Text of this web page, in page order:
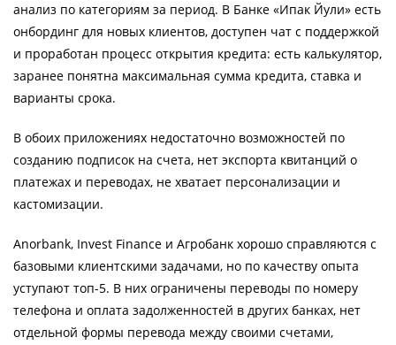
анализ по категориям за период. В Банке «Ипак Йули» есть
онбординг для новых клиентов, доступен чат с поддержкой
и проработан процесс открытия кредита: есть калькулятор,
заранее понятна максимальная сумма кредита, ставка и
варианты срока.
В обоих приложениях недостаточно возможностей по
созданию подписок на счета, нет экспорта квитанций о
платежах и переводах, не хватает персонализации и
кастомизации.
Anorbank, Invest Finance и Агробанк хорошо справляются с
базовыми клиентскими задачами, но по качеству опыта
уступают топ-5. В них ограничены переводы по номеру
телефона и оплата задолженностей в других банках, нет
отдельной формы перевода между своими счетами,